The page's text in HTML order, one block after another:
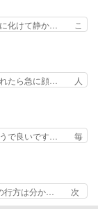
とは何も言えな
品だと… 1話は
でひた… 江戸編を
が楽… 今期アニメ
… 彼の決意と訣別
人の念によって生
に化けて静か… こ
にも人… テンポ早
て… 意外な展開
が… ママならぬ、
… 最初から「もの
が出て人を襲う、
から3年後、行き
れたら急に顔… 人
がめちゃ… 世界で
ヒトな… 今期1番
んな… 奈津と3年
辻… すんなり頭に
辻斬りになった経
イトル通りのクソ
うで良いです… 毎
妹に迫る… この蕎
も覚え… 上に兄が
死ぬ… いやぁ安濃
… なるほど、ミウ
の行方は分か… 次
版初の余談… なん